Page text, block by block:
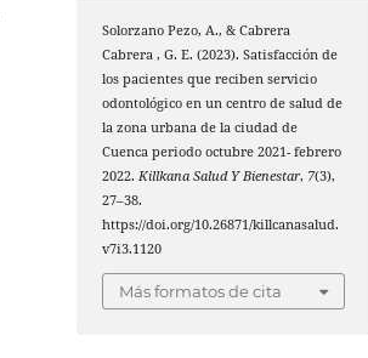
Solorzano Pezo, A., & Cabrera
Cabrera , G. E. (2023). Satisfacción de
los pacientes que reciben servicio
odontológico en un centro de salud de
la zona urbana de la ciudad de
Cuenca periodo octubre 2021- febrero
2022. Killkana Salud Y Bienestar, 7(3),
27–38.
https://doi.org/10.26871/killcanasalud.
v7i3.1120
Más formatos de cita